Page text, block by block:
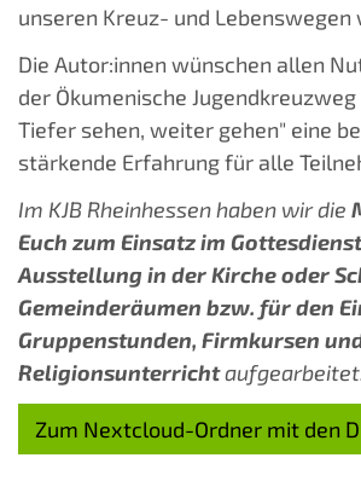
unseren Kreuz- und
Die Autor:innen wünschen allen
der Ökumenische
Tiefer sehen, weiter gehen" eine
stärkende Erfahrung für alle
Im KJB Rheinhessen haben wir die
Euch zum Einsatz im
Ausstellung in der Kirche oder
Gemeinderäumen bzw. für den
Gruppenstunden, Firmkursen
Religionsunterricht
Zum Nextcloud-Ordner mit den